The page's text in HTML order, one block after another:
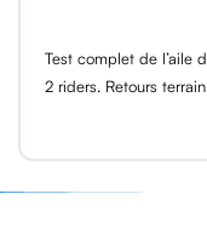
Test complet de l’aile
2 riders. Retours